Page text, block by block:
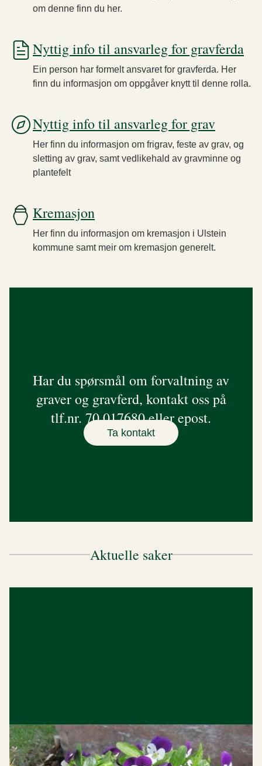
om denne finn du her.
Nyttig info til ansvarleg for gravferda
Ein person har formelt ansvaret for gravferda. Her
finn du informasjon om oppgåver knytt til denne rolla.
Nyttig info til ansvarleg for grav
Her finn du informasjon om frigrav, feste av grav, og
sletting av grav, samt vedlikehald av gravminne og
plantefelt
Kremasjon
Her finn du informasjon om kremasjon i Ulstein
kommune samt meir om kremasjon generelt.
Har du spørsmål om forvaltning av
graver og gravferd, kontakt oss på
tlf.nr. 70 017680 eller epost.
Ta kontakt
Aktuelle saker